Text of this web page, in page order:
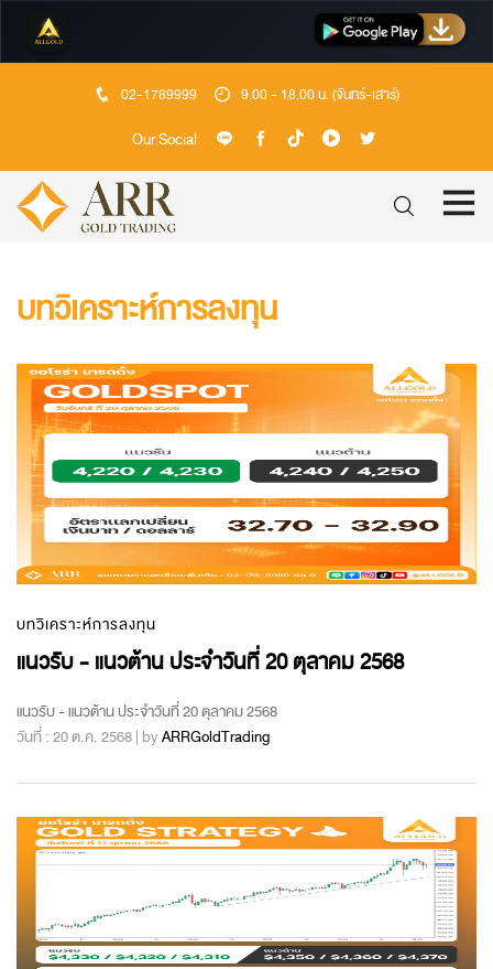
02-1789999 9.00 - 18.00 น. (จันทร์-เสาร์)
Our Social
บทวิเคราะห์การลงทุน
บทวิเคราะห์การลงทุน
แนวรับ - แนวต้าน ประจำวันที่ 20 ตุลาคม 2568
แนวรับ - แนวต้าน ประจำวันที่ 20 ตุลาคม 2568
วันที่ : 20 ต.ค. 2568 | byARRGoldTrading